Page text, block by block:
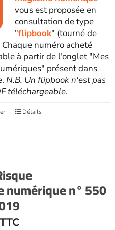
vous est proposée en
consultation de type
"flipbook" (tourné de
Chaque numéro acheté
à partir de l'onglet "Mes
présent dans
N.B. Un flipbook n'est pas
téléchargeable.
Détails
numérique n° 550
TTC